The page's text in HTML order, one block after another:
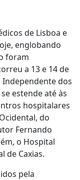
de Lisboa e
englobando
foram
a 13 e 14 de
dos
estende até às
hospitalares
do
Fernando
o Hospital
de Caxias.
pela